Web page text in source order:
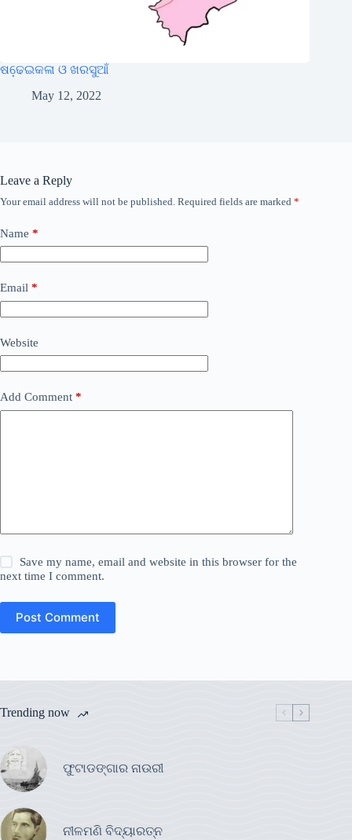
ଷଢେ଼ଇକଳା ଓ ଖରସୁଆଁ
May 12, 2022
Leave a Reply
Your email address will not be published. Required fields are marked *
Name *
Email *
Website
Add Comment *
Save my name, email and website in this browser for the
next time I comment.
Post Comment
Trending now
ଫୁଟାଡଙ୍ଗାର ନାଉରୀ
ନୀଳମଣି ବିଦ୍ୟାରତ୍ନ